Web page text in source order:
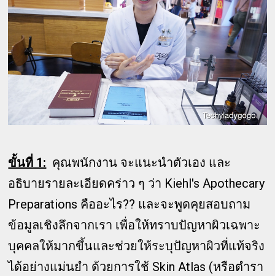
ขั้นที่ 1: คุณพนักงาน จะแนะนำตัวเอง และ
อธิบายรายละเอียดคร่าว ๆ ว่า Kiehl's Apothecary
Preparations คืออะไร?? และจะพูดคุยสอบถาม
ข้อมูลเชิงลึกจากเรา เพื่อให้ทราบปัญหาผิวเฉพาะ
บุคคลให้มากขึ้นและช่วยให้ระบุปัญหาผิวที่แท้จริง
ได้อย่างแม่นยำ ด้วยการใช้ Skin Atlas (หรือตำรา